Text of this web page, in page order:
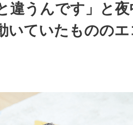
違うんです」と
ていたもののエ